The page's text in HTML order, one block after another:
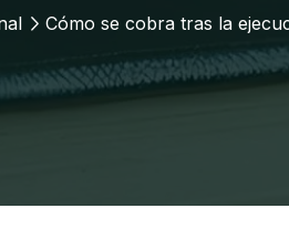
Cómo se cobra tras la